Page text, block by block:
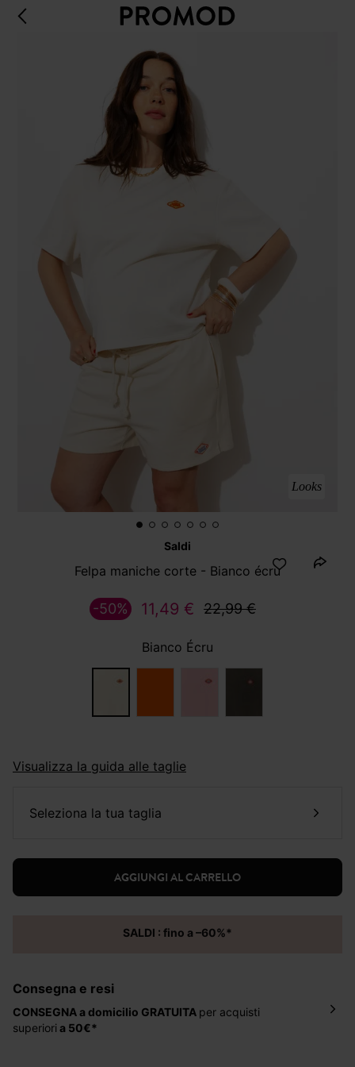
Looks
Saldi
Felpa maniche corte - Bianco écru
11,49 € 22,99 €
-50%
Bianco Écru
Visualizza la guida alle taglie
seleziona la tua taglia
AGGIUNGI AL CARRELLO
SALDI : fino a –60%*
Consegna e resi
CONSEGNA a domicilio GRATUITA per acquisti
superiori a 50€*